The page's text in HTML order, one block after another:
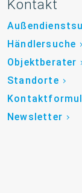
Kontakt
Händlersuche
Objektberater
Standorte
Newsletter